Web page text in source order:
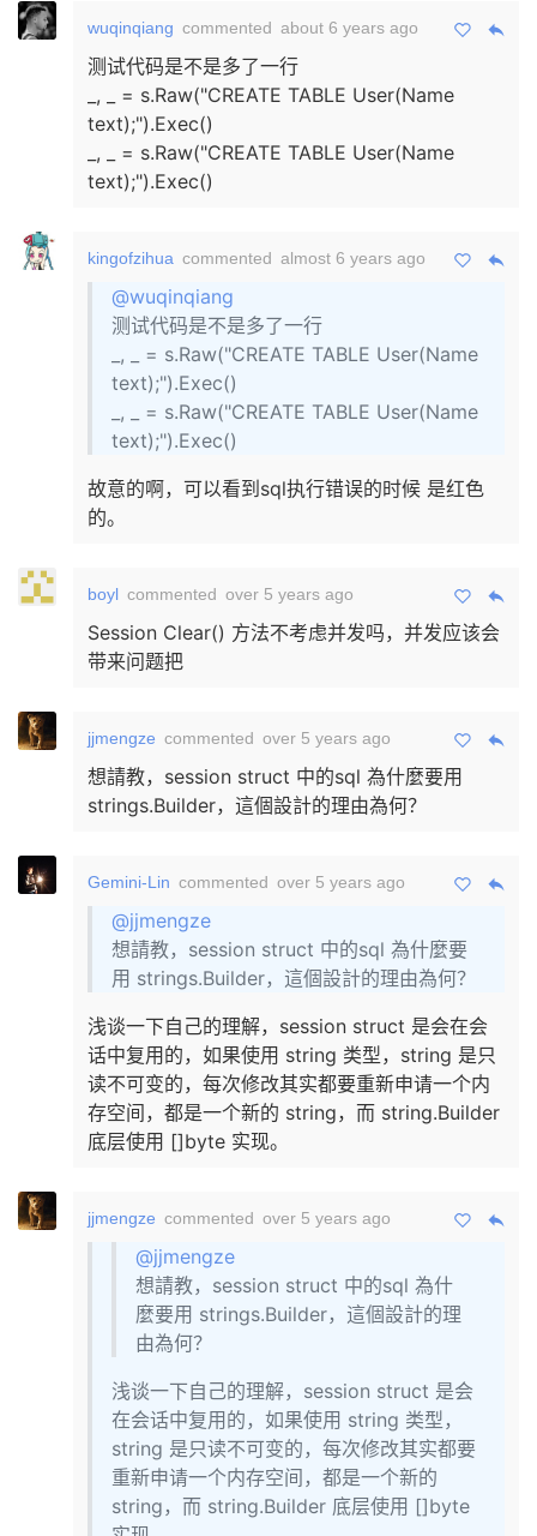
wuqinqiang commented about 6 years ago
测试代码是不是多了一行
_, _ = s.Raw("CREATE TABLE User(Name
text);").Exec()
_, _ = s.Raw("CREATE TABLE User(Name
text);").Exec()
kingofzihua commented almost 6 years ago
@wuqinqiang
测试代码是不是多了一行
_, _ = s.Raw("CREATE TABLE User(Name
text);").Exec()
_, _ = s.Raw("CREATE TABLE User(Name
text);").Exec()
故意的啊，可以看到sql执行错误的时候 是红色
的。
boyl commented over 5 years ago
Session Clear() 方法不考虑并发吗，并发应该会
带来问题把
jjmengze commented over 5 years ago
想請教，session struct 中的sql 為什麼要用
strings.Builder，這個設計的理由為何？
Gemini-Lin commented over 5 years ago
@jjmengze
想請教，session struct 中的sql 為什麼要
用 strings.Builder，這個設計的理由為何？
浅谈一下自己的理解，session struct 是会在会
话中复用的，如果使用 string 类型，string 是只
读不可变的，每次修改其实都要重新申请一个内
存空间，都是一个新的 string，而 string.Builder
底层使用 []byte 实现。
jjmengze commented over 5 years ago
@jjmengze
想請教，session struct 中的sql 為什
麼要用 strings.Builder，這個設計的理
由為何？
浅谈一下自己的理解，session struct 是会
在会话中复用的，如果使用 string 类型，
string 是只读不可变的，每次修改其实都要
重新申请一个内存空间，都是一个新的
string，而 string.Builder 底层使用 []byte